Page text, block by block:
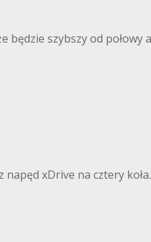
będzie szybszy od
xDrive na cztery koła.